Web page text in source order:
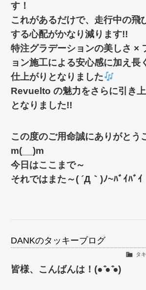
す！
これがあるだけで、走行中の飛
する心配がかなり減ります!!
特注グラデーションの美しさ ×
ョン施工による安心感に加え長
仕上がりとなりました
Revuelto の魅力をさらに引き
となりました!!
この度のご用命誠にありがとう
m(__)m
今日はここまで～
それではまた～( ´Д｀)ﾉ~ﾊﾞｲﾊﾞｲ
DANKのタッキーブログ
タ
皆様、こんばんは！(● ̍̑● ̍̑●)